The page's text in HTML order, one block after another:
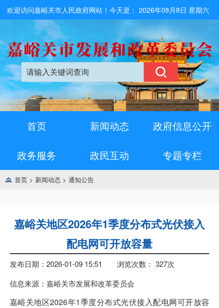
欢迎访问嘉峪关市人民政府网站！今天是：2026年08月8日 星期六
首页 新闻动态 政府信息公开
政务服务 政民互动 专题专栏
首页 > 新闻动态 > 通知公告
嘉峪关地区2026年1季度分布式光伏接入
配电网可开放容量
发布日期：2026-01-09 15:51 浏览次数： 327次
信息来源：嘉峪关市发展和改革委员会
嘉峪关地区2026年1季度分布式光伏接入配电网可开放容